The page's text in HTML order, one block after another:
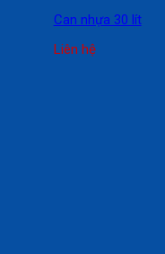
Can nhựa 30 lít
Liên hệ